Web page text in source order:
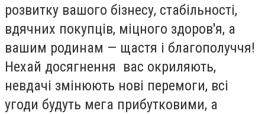
розвитку вашого бізнесу, стабільності,
вдячних покупців, міцного здоров'я, а
вашим родинам — щастя і благополуччя!
Нехай досягнення вас окриляють,
невдачі змінюють нові перемоги, всі
угоди будуть мега прибутковими, а